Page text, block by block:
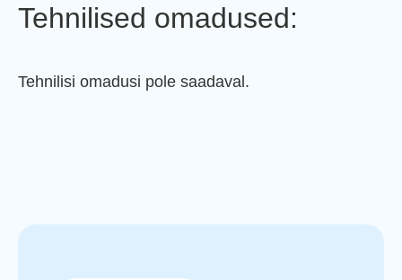
Tehnilised omadused:
Tehnilisi omadusi pole saadaval.